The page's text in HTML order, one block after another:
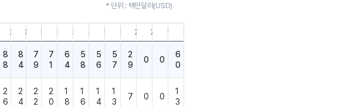
* 단위 : 백만달러(USD)
22.12.3122.09.3022.06.3022.03.3121.12.3121.09.3021.06.3021.03.3120.12.3120.09.3020.06.3020.03.31
8
8
8
4
7
9
7
1
6
4
5
8
5
6
5
7
2
9
0 0
6
0
2
6
2
4
2
2
2
0
1
8
1
6
1
4
1
3
7 0 0
1
3